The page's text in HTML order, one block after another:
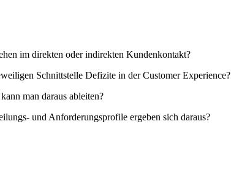
im direkten oder indirekten Kundenkontakt?
Schnittstelle Defizite in der Customer Experience?
man daraus ableiten?
und Anforderungsprofile ergeben sich daraus?